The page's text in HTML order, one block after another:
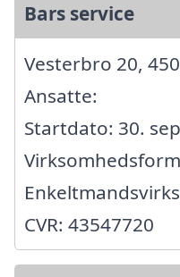
Bars service
Vesterbro 20,
Ansatte:
Startdato: 30.
CVR: 43547720